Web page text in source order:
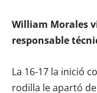
William Morales
responsable
La 16-17 la inició
rodilla le apartó